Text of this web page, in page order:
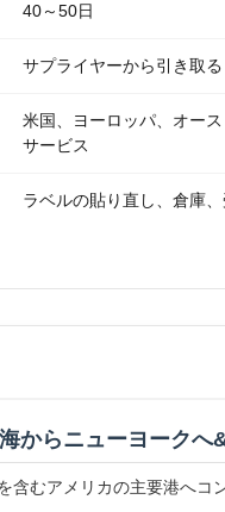
40～50日
サプライヤーから引き取る
米国、ヨーロッパ、オー
サービス
ラベルの貼り直し、倉庫、
からニューヨーク
含むアメリカの主要港へ